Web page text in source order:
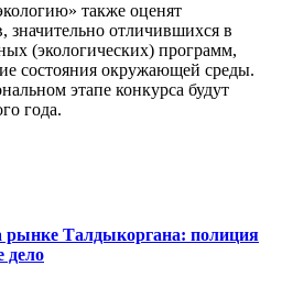
также оценят
значительно отличившихся в
(экологических) программ,
состояния окружающей среды.
этапе конкурса будут
года.
Талдыкоргана: полиция
дело